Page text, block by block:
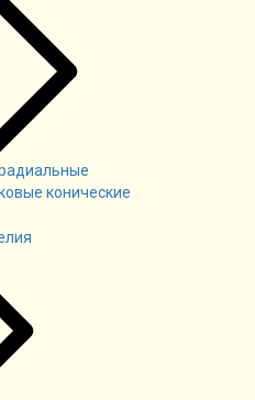
конические